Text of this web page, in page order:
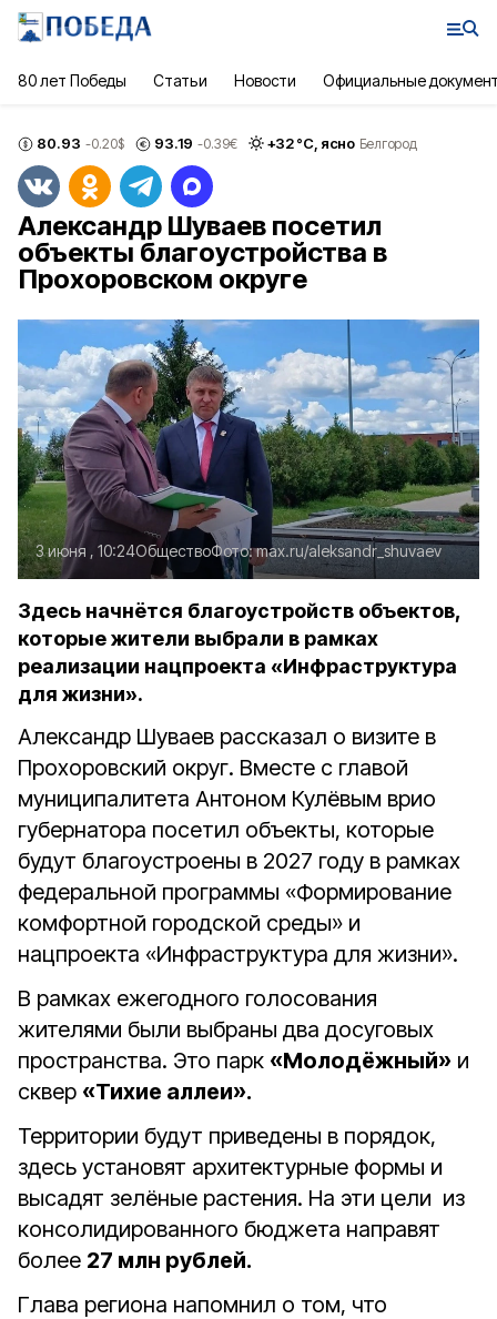
80 лет Победы Статьи Новости Официальные
80.93 -0.20$ 93.19 -0.39€ +32°С, ясно Белгород
Александр Шуваев посетил
объекты благоустройства в
Прохоровском округе
3 июня , 10:24ОбществоФото:max.ru/aleksandr_shuvaev
Здесь начнётся благоустройств объектов,
которые жители выбрали в рамках
реализации нацпроекта «Инфраструктура
для жизни».
Александр Шуваев рассказал о визите в
Прохоровский округ. Вместе с главой
муниципалитета Антоном Кулёвым врио
губернатора посетил объекты, которые
будут благоустроены в 2027 году в рамках
федеральной программы «Формирование
комфортной городской среды» и
нацпроекта «Инфраструктура для жизни».
В рамках ежегодного голосования
жителями были выбраны два досуговых
пространства. Это парк «Молодёжный» и
сквер «Тихие аллеи».
Территории будут приведены в порядок,
здесь установят архитектурные формы и
высадят зелёные растения. На эти цели из
консолидированного бюджета направят
более 27 млн рублей.
Глава региона напомнил о том, что